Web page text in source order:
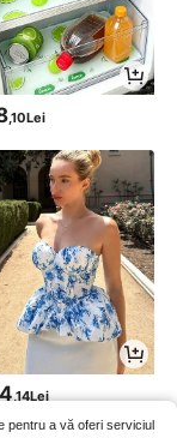
,10Lei
,14Lei
pentru a vă oferi serviciul